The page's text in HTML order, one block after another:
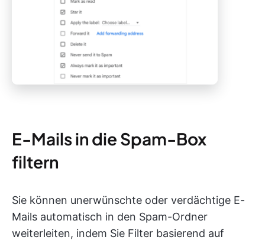
E-Mails in die Spam-Box
filtern
Sie können unerwünschte oder verdächtige E-
Mails automatisch in den Spam-Ordner
weiterleiten, indem Sie Filter basierend auf